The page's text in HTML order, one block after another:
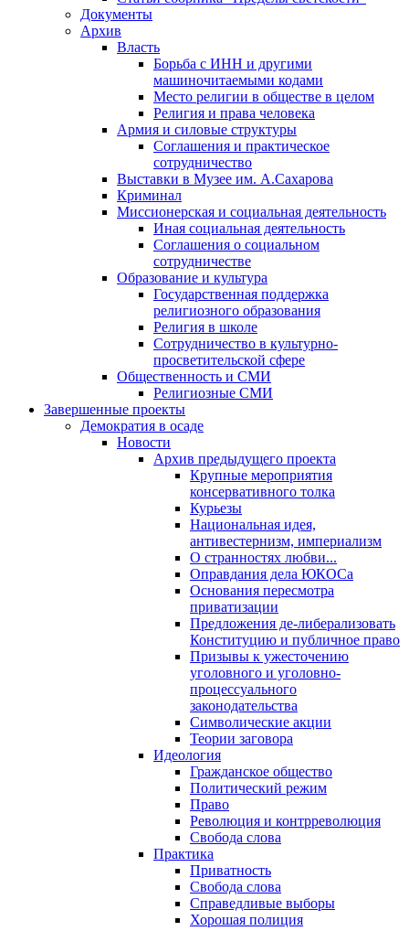
Документы
Архив
Власть
Борьба с ИНН и другими
машиночитаемыми кодами
Место религии в обществе в целом
Религия и права человека
Армия и силовые структуры
Соглашения и практическое
сотрудничество
Выставки в Музее им. А.Сахарова
Криминал
Миссионерская и социальная деятельность
Иная социальная деятельность
Соглашения о социальном
сотрудничестве
Образование и культура
Государственная поддержка
религиозного образования
Религия в школе
Сотрудничество в культурно-
просветительской сфере
Общественность и СМИ
Религиозные СМИ
Завершенные проекты
Демократия в осаде
Новости
Архив предыдущего проекта
Крупные мероприятия
консервативного толка
Курьезы
Национальная идея,
антивестернизм, империализм
О странностях любви...
Оправдания дела ЮКОСа
Основания пересмотра
приватизации
Предложения де-либерализовать
Конституцию и публичное право
Призывы к ужесточению
уголовного и уголовно-
процессуального
законодательства
Символические акции
Теории заговора
Идеология
Гражданское общество
Политический режим
Право
Революция и контрреволюция
Свобода слова
Практика
Приватность
Свобода слова
Справедливые выборы
Хорошая полиция